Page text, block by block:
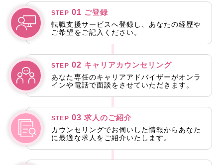
STEP 01 ご登録
転職支援サービスへ登録し、あなたの経歴や
ご希望をご記入ください。
STEP 02 キャリアカウンセリング
あなた専任のキャリアアドバイザーがオンラ
インや電話で面談をさせていただきます。
STEP 03 求人のご紹介
カウンセリングでお伺いした情報からあなた
に最適な求人をご紹介いたします。